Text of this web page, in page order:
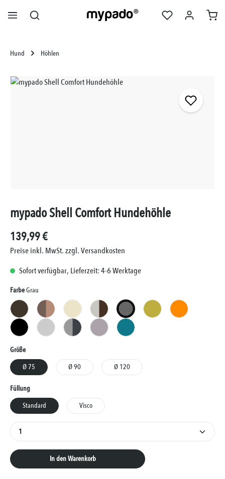
springen
Hund Höhlen
Bildergalerie überspringen
mypado Shell Comfort Hundehöhle
139,99 €
Preise inkl. MwSt. zzgl. Versandkosten
Sofort verfügbar, Lieferzeit: 4-6 Werktage
FarbeAuswählen
Grau
Braun Braun BiscuitCreme Creme Braun
Grau Kiwi
Orange
Schwarz
Silber Silber Anthrazit
Taupe
Türkis
GrößeAuswählen
Ø 75
Ø 90 Ø 120
FüllungAuswählen
Standard
Visco
Produkt Anzahl: Gib den gewünschten Wert ein
In den Warenkorb